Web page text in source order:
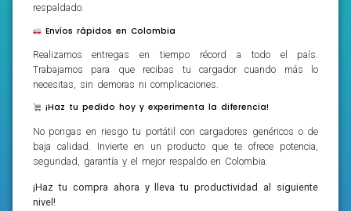
respaldado.
Envíos rápidos en Colombia
Realizamos entregas en tiempo récord a todo el país.
Trabajamos para que recibas tu cargador cuando más lo
necesitas, sin demoras ni complicaciones.
¡Haz tu pedido hoy y experimenta la diferencia!
No pongas en riesgo tu portátil con cargadores genéricos o de
baja calidad. Invierte en un producto que te ofrece potencia,
seguridad, garantía y el mejor respaldo en Colombia.
¡Haz tu compra ahora y lleva tu productividad al siguiente
nivel!